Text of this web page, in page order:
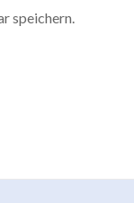
speichern.